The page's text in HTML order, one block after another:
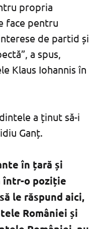
propria
face pentru
de partid și
a spus,
Klaus Iohannis în
a ținut să-i
Ganț.
în țară și
într-o poziție
le răspund aici,
României și